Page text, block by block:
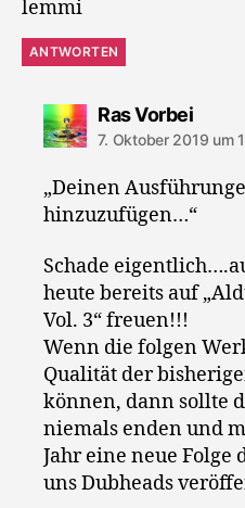
lemmi
ANTWORTEN
Ras Vorbeisagt:
7. Oktober 2019 um
„Deinen
hinzuzufügen…“
Schade
heute bereits auf
Vol. 3“ freuen!!!
Wenn die folgen
Qualität der
können, dann sollte
niemals enden und
Jahr eine neue Folge
uns Dubheads